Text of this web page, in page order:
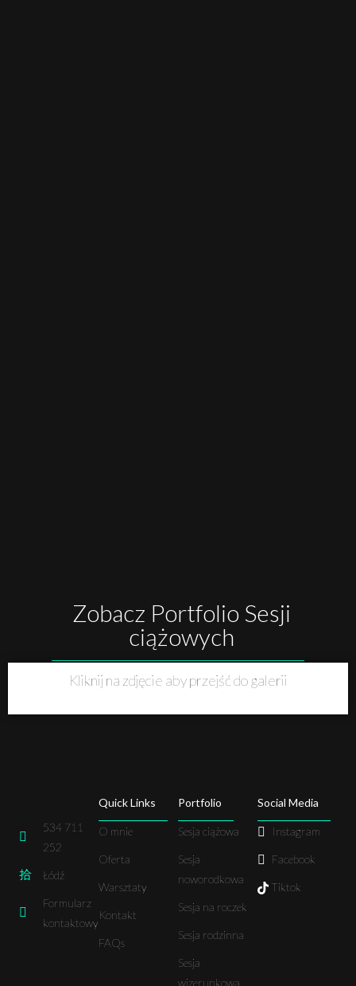
Zobacz Portfolio Sesji
ciążowych
Kliknij na zdjęcie aby przejść do galerii
534 711
252
Łódź
Formularz
kontaktowy
Quick Links
O mnie
Oferta
Warsztaty
Kontakt
FAQs
Portfolio
Sesja ciążowa
Sesja
noworodkowa
Sesja na roczek
Sesja rodzinna
Sesja
wizerunkowa
Social Media
Instagram
Facebook
Tiktok